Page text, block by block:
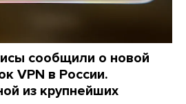
сообщили о новой
VPN в России.
из крупнейших